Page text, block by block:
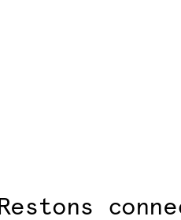
Restons